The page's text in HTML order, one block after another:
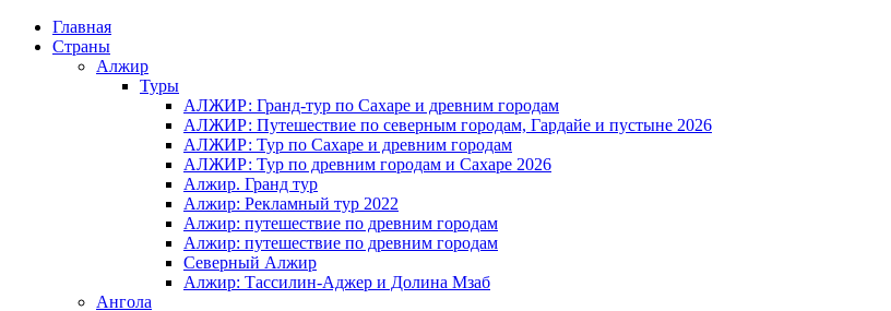
Главная
Страны
Алжир
Туры
АЛЖИР: Гранд-тур по Сахаре и древним городам
АЛЖИР: Путешествие по северным городам, Гардайе и пустыне 2026
АЛЖИР: Тур по Сахаре и древним городам
АЛЖИР: Тур по древним городам и Сахаре 2026
Алжир. Гранд тур
Алжир: Рекламный тур 2022
Алжир: путешествие по древним городам
Алжир: путешествие по древним городам
Северный Алжир
Алжир: Тассилин-Аджер и Долина Мзаб
Ангола